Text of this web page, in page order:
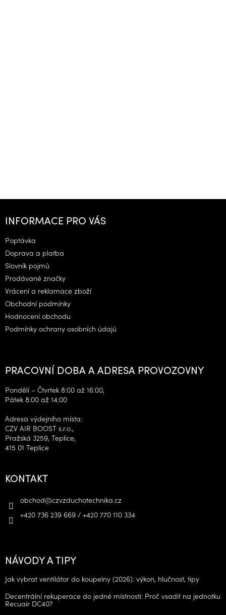
Z
INFORMACE PRO VÁS
Poptávka
Doprava a platba
Slovník pojmů
Prodávané značky
Vrácení a reklamace zboží
Obchodní podmínky
Hodnocení obchodu
Podmínky ochrany osobních údajů
PRACOVNÍ DOBA A ADRESA PROVOZOVNY
Pondělí – Čtvrtek 8:00 až 16:00,
Pátek 8:00 až 14:00
Adresa výdejního místa:
CZV AIR BOOST s.r.o.,
Pražská 3259, Teplice,
415 01 Teplice
KONTAKT
obchod@czvzduchotechnika.cz
+420 736 239 669 / +420 770 110 334
NÁVODY A TIPY
Jak vybrat ventilátor do koupelny (2026): výkon, hlučnost, tipy
Decentrální rekuperace do jedné místnosti: Proč vsadit na jednotku
Recuair DC40?